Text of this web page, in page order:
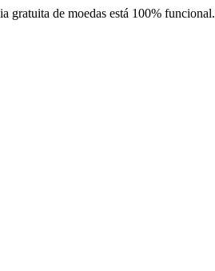
gratuita de moedas está 100% funcional.